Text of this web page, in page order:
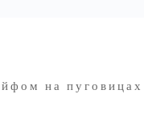
на пуговицах